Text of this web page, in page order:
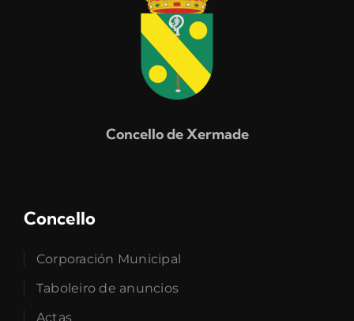
Concello de Xermade
Concello
Corporación Municipal
Taboleiro de anuncios
Actas